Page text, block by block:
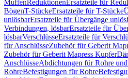
MuffenReduktionenErsatzteile für
BögenT-StückeErsatzteile für T-Stücke
unlösbarErsatzteile für Übergänge
Verbindungen, lösbarErsatzteile für
lösbarVerschlüsseErsatzteile für
für AnschlüsseZubehör für Geberit
Zubehör für Geberit Mapress Kupfer
AnschlüsseAbdichtungen für Rohre
RohreBefestigungen für Rohre